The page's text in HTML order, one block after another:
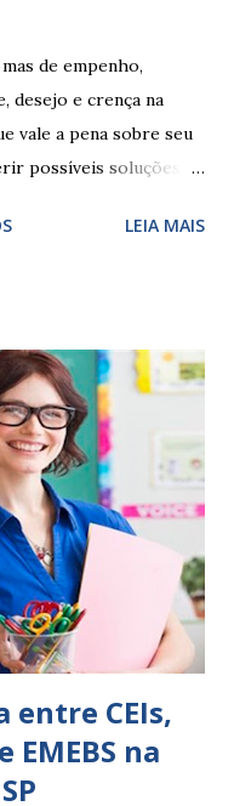
de empenho,
desejo e crença na
vale a pena sobre seu
possíveis soluções.
de expressar o
apresentadas,
PALAVRAS E
Você pensa Você
adquiriu os
Não tem limites
pois… É nervoso
convívio no
LEIA MAIS
entre CEIs,
EMEBS na